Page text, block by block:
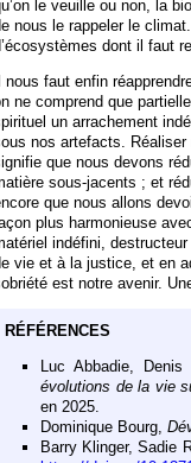
le veuille ou non, la
nous le rappeler le
dont il faut
Il nous faut enfin
ne comprend que
un arrachement
nos artefacts. Réaliser
que nous devons
sous-jacents ; et
que nous allons
plus harmonieuse
indéfini,
vie et à la justice, et en
est notre avenir.
RÉFÉRENCES
Luc Abbadie,
évolutions de la vie
en 2025.
Dominique Bourg,
Barry Klinger, Sadie